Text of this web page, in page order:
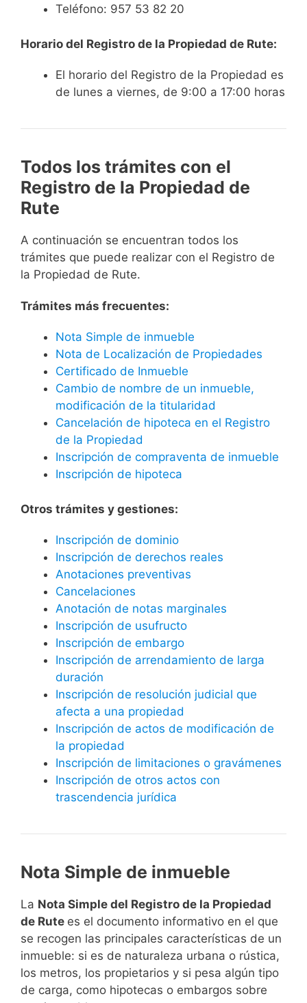
Teléfono: 957 53 82 20
Horario del Registro de la Propiedad de Rute:
El horario del Registro de la Propiedad es
de lunes a viernes, de 9:00 a 17:00 horas
Todos los trámites con el
Registro de la Propiedad de
Rute
A continuación se encuentran todos los
trámites que puede realizar con el Registro de
la Propiedad de Rute.
Trámites más frecuentes:
Nota Simple de inmueble
Nota de Localización de Propiedades
Certificado de Inmueble
Cambio de nombre de un inmueble,
modificación de la titularidad
Cancelación de hipoteca en el Registro
de la Propiedad
Inscripción de compraventa de inmueble
Inscripción de hipoteca
Otros trámites y gestiones:
Inscripción de dominio
Inscripción de derechos reales
Anotaciones preventivas
Cancelaciones
Anotación de notas marginales
Inscripción de usufructo
Inscripción de embargo
Inscripción de arrendamiento de larga
duración
Inscripción de resolución judicial que
afecta a una propiedad
Inscripción de actos de modificación de
la propiedad
Inscripción de limitaciones o gravámenes
Inscripción de otros actos con
trascendencia jurídica
Nota Simple de inmueble
La Nota Simple del Registro de la Propiedad
de Rute es el documento informativo en el que
se recogen las principales características de un
inmueble: si es de naturaleza urbana o rústica,
los metros, los propietarios y si pesa algún tipo
de carga, como hipotecas o embargos sobre